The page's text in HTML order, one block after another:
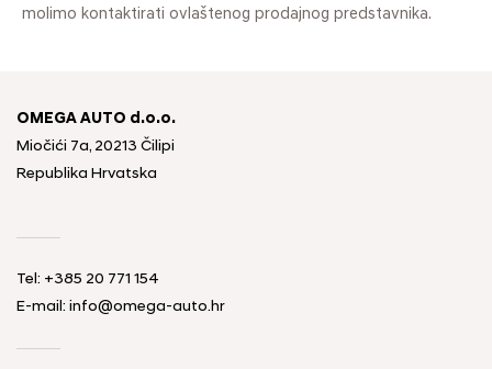
molimo kontaktirati ovlaštenog prodajnog predstavnika.
OMEGA AUTO d.o.o.
Miočići 7a, 20213 Čilipi
Republika Hrvatska
Tel: +385 20 771 154
E-mail: info@omega-auto.hr